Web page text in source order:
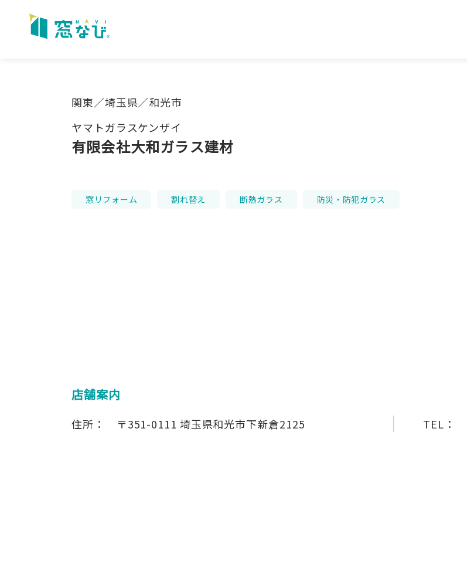
content
関東／埼玉県／和光市
ヤマトガラスケンザイ
有限会社大和ガラス建材
窓リフォーム 割れ替え 断熱ガラス 防災・防犯ガラス
店舗案内
住所： 〒351-0111 埼玉県和光市下新倉2125 TEL：